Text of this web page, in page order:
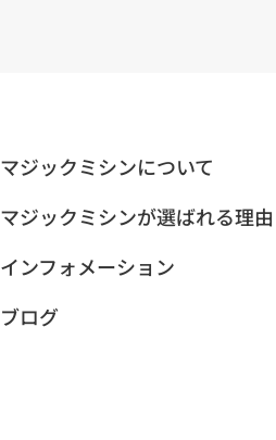
マジックミシンについて
マジックミシンが選ばれる理由
インフォメーション
ブログ